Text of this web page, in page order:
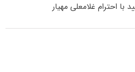
با احترام غلامعلی مهیار